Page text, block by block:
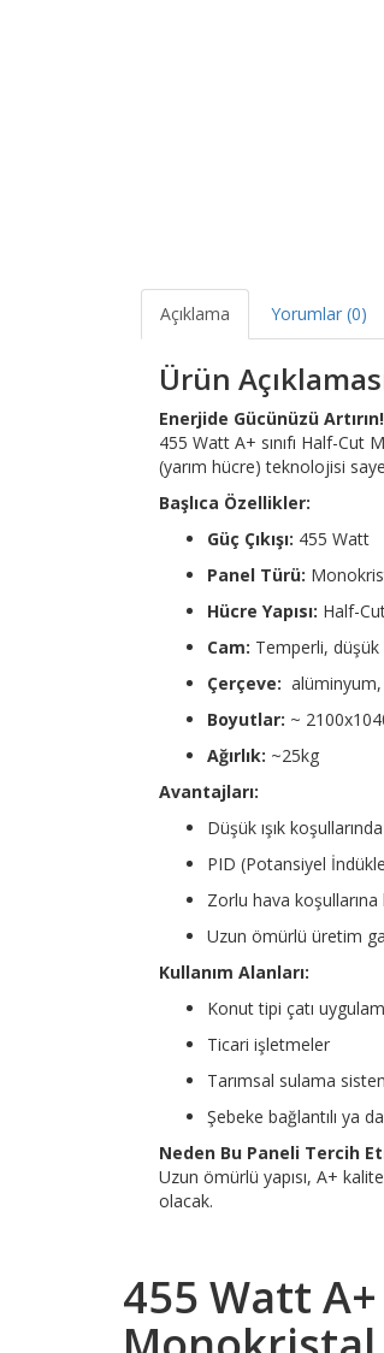
Açıklama Yorumlar (0)
Ürün
Enerjide Gücünüzü Artırın!
455 Watt A+ sınıfı Half-
(yarım hücre) teknolojisi
Başlıca Özellikler:
Güç Çıkışı: 455 Watt
Panel Türü:
Hücre Yapısı: Half-
Cam: Temperli,
Çerçeve: alüminyum,
Boyutlar: ~
Ağırlık: ~25kg
Avantajları:
Düşük ışık
PID (Potansiyel
Zorlu hava
Uzun ömürlü üretim
Kullanım Alanları:
Konut tipi çatı
Ticari işletmeler
Tarımsal sulama
Şebeke bağlantılı ya
Neden Bu Paneli Tercih
Uzun ömürlü yapısı, A+
olacak.
455 Watt